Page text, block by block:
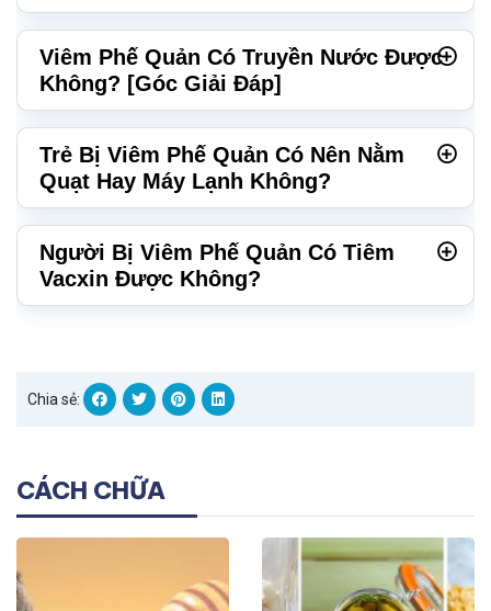
Viêm Phế Quản Có Truyền Nước Được
Không? [Góc Giải Đáp]
Trẻ Bị Viêm Phế Quản Có Nên Nằm
Quạt Hay Máy Lạnh Không?
Người Bị Viêm Phế Quản Có Tiêm
Vacxin Được Không?
Chia sẻ:
CÁCH CHỮA